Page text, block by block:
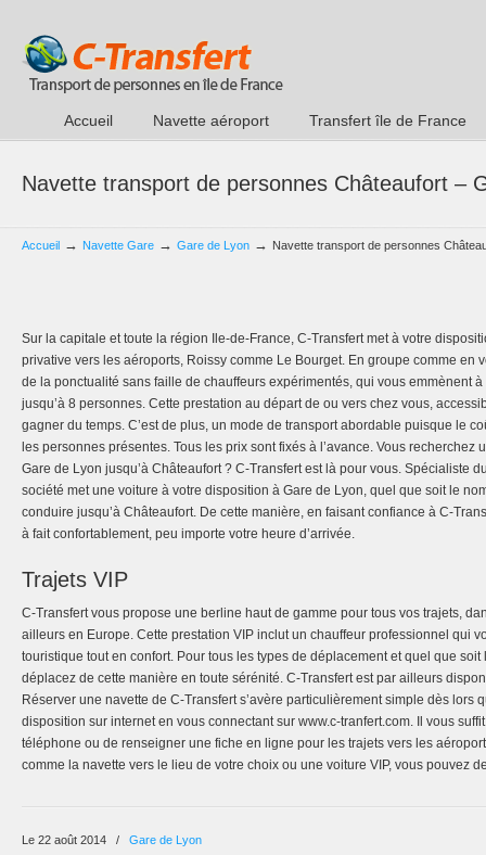
Accueil Navette aéroport Transfert île de France
Navette transport de personnes Châteaufort –
Accueil → Navette Gare → Gare de Lyon → Navette transport de personnes
Sur la capitale et toute la région Ile-de-France, C-Transfert met à votre
privative vers les aéroports, Roissy comme Le Bourget. En groupe comme en
de la ponctualité sans faille de chauffeurs expérimentés, qui vous emmènent
jusqu’à 8 personnes. Cette prestation au départ de ou vers chez vous,
gagner du temps. C’est de plus, un mode de transport abordable puisque le
les personnes présentes. Tous les prix sont fixés à l’avance. Vous recherchez
Gare de Lyon jusqu’à Châteaufort ? C-Transfert est là pour vous. Spécialiste
société met une voiture à votre disposition à Gare de Lyon, quel que soit le
conduire jusqu’à Châteaufort. De cette manière, en faisant confiance à C-
à fait confortablement, peu importe votre heure d’arrivée.
Trajets VIP
C-Transfert vous propose une berline haut de gamme pour tous vos trajets,
ailleurs en Europe. Cette prestation VIP inclut un chauffeur professionnel qui
touristique tout en confort. Pour tous les types de déplacement et quel que
déplacez de cette manière en toute sérénité. C-Transfert est par ailleurs
Réserver une navette de C-Transfert s’avère particulièrement simple dès lors
disposition sur internet en vous connectant sur www.c-tranfert.com. Il vous
téléphone ou de renseigner une fiche en ligne pour les trajets vers les
comme la navette vers le lieu de votre choix ou une voiture VIP, vous pouvez
Le 22 août 2014 / Gare de Lyon